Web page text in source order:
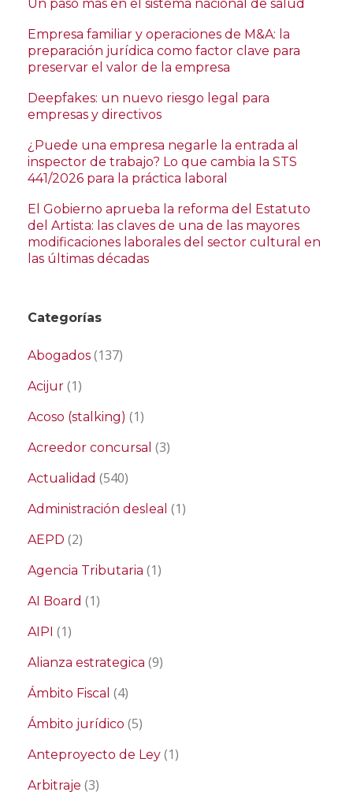
Un paso más en el sistema nacional de salud
Empresa familiar y operaciones de M&A: la
preparación jurídica como factor clave para
preservar el valor de la empresa
Deepfakes: un nuevo riesgo legal para
empresas y directivos
¿Puede una empresa negarle la entrada al
inspector de trabajo? Lo que cambia la STS
441/2026 para la práctica laboral
El Gobierno aprueba la reforma del Estatuto
del Artista: las claves de una de las mayores
modificaciones laborales del sector cultural en
las últimas décadas
Categorías
Abogados (137)
Acijur (1)
Acoso (stalking) (1)
Acreedor concursal (3)
Actualidad (540)
Administración desleal (1)
AEPD (2)
Agencia Tributaria (1)
AI Board (1)
AIPI (1)
Alianza estrategica (9)
Ámbito Fiscal (4)
Ámbito jurídico (5)
Anteproyecto de Ley (1)
Arbitraje (3)